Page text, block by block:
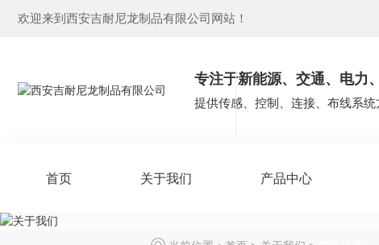
欢迎来到西安吉耐尼龙制品有限公司网站！
专注于新能源、交通、电力
提供传感、控制、连接、布线系
首页 关于我们 产品中心